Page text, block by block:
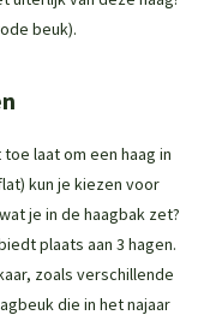
beuk).
laat om een haag in
kun je kiezen voor
je in de haagbak zet?
plaats aan 3 hagen.
zoals verschillende
die in het najaar